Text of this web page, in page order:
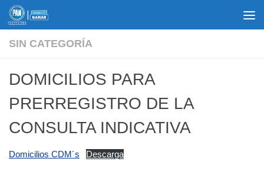
Saltar al contenido
SIN CATEGORÍA
DOMICILIOS PARA
PRERREGISTRO DE LA
CONSULTA INDICATIVA
Domicilios CDM´s Descarga